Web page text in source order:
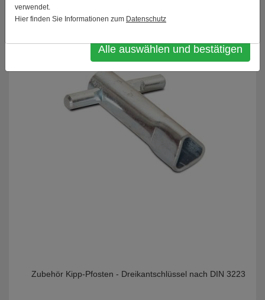
Zubehör Kipp-Pfosten - Dreikantschlüssel nach DIN 3223
Auswahl bestätigen
Alle auswählen und bestätigen
verwendet.
Hier finden Sie Informationen zum Datenschutz